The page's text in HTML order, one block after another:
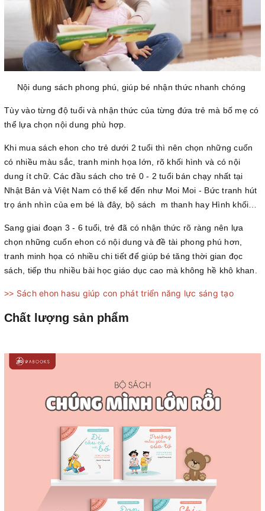
Nội dung sách phong phú, giúp bé nhận thức nhanh chóng
Tùy vào từng độ tuổi và nhận thức của từng đứa trẻ mà bố mẹ có
thể lựa chọn nội dung phù hợp.
Khi mua sách ehon cho trẻ dưới 2 tuổi thì nên chọn những cuốn
có nhiều màu sắc, tranh minh họa lớn, rõ khối hình và có nội
dung ít chữ. Các đầu sách cho trẻ 0 - 2 tuổi bán chạy nhất tại
Nhật Bản và Việt Nam có thể kể đến như Moi Moi - Bức tranh hút
trọ ánh nhìn của em bé là đây, bộ sách m thanh hay Hình khối…
Sang giai đoạn 3 - 6 tuổi, trẻ đã có nhận thức rõ ràng nên lựa
chọn những cuốn ehon có nội dung và đề tài phong phú hơn,
tranh minh họa có nhiều chi tiết để giúp bé tăng thời gian đọc
sách, tiếp thu nhiều bài học giáo dục cao mà không hề khô khan.
>> Sách ehon hasu giúp con phát triển năng lực sáng tạo
Chất lượng sản phẩm